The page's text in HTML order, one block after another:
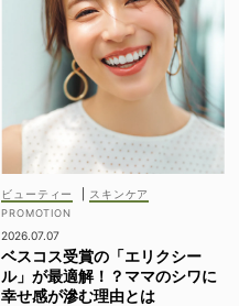
ビューティー スキンケア
2026.07.07
ベスコス受賞の「エリクシー
ル」が最適解！？ママのシワに
幸せ感が滲む理由とは